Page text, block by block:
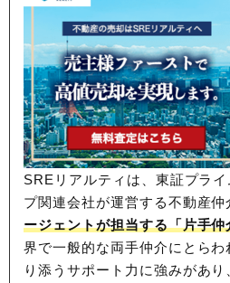
SREリアルティは、東証プラ
プ関連会社が運営する不動産
ージェントが担当する「片手
界で一般的な両手仲介にとら
り添うサポート力に強みがあ